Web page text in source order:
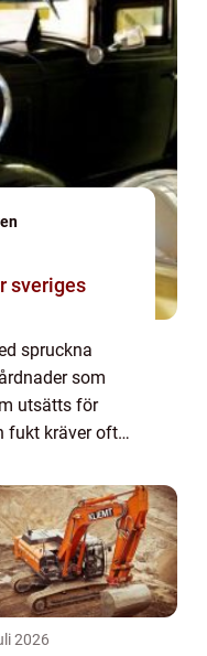
sveriges
spruckna
som
utsätts för
fukt kräver ofta
en målinrikt...
2026